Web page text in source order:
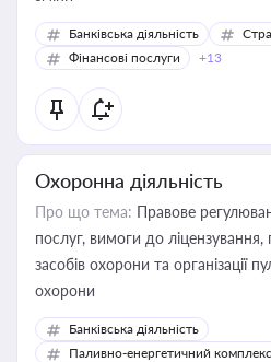
Банківська діяльність
Фінансові послуги
+13
Охоронна діяльність
Про що тема: Правове
послуг, вимоги до ліцензування,
засобів охорони та організації
охорони
Банківська діяльність
Паливно-енергетичний комплекс